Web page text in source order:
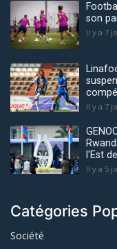
son
Il y a 7
Il y a 7
l'Est
Il y a 5
Catégories
Société